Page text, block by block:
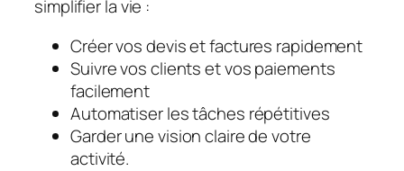
simplifier la vie :
Créer vos devis et factures rapidement
Suivre vos clients et vos paiements
facilement
Automatiser les tâches répétitives
Garder une vision claire de votre
activité.